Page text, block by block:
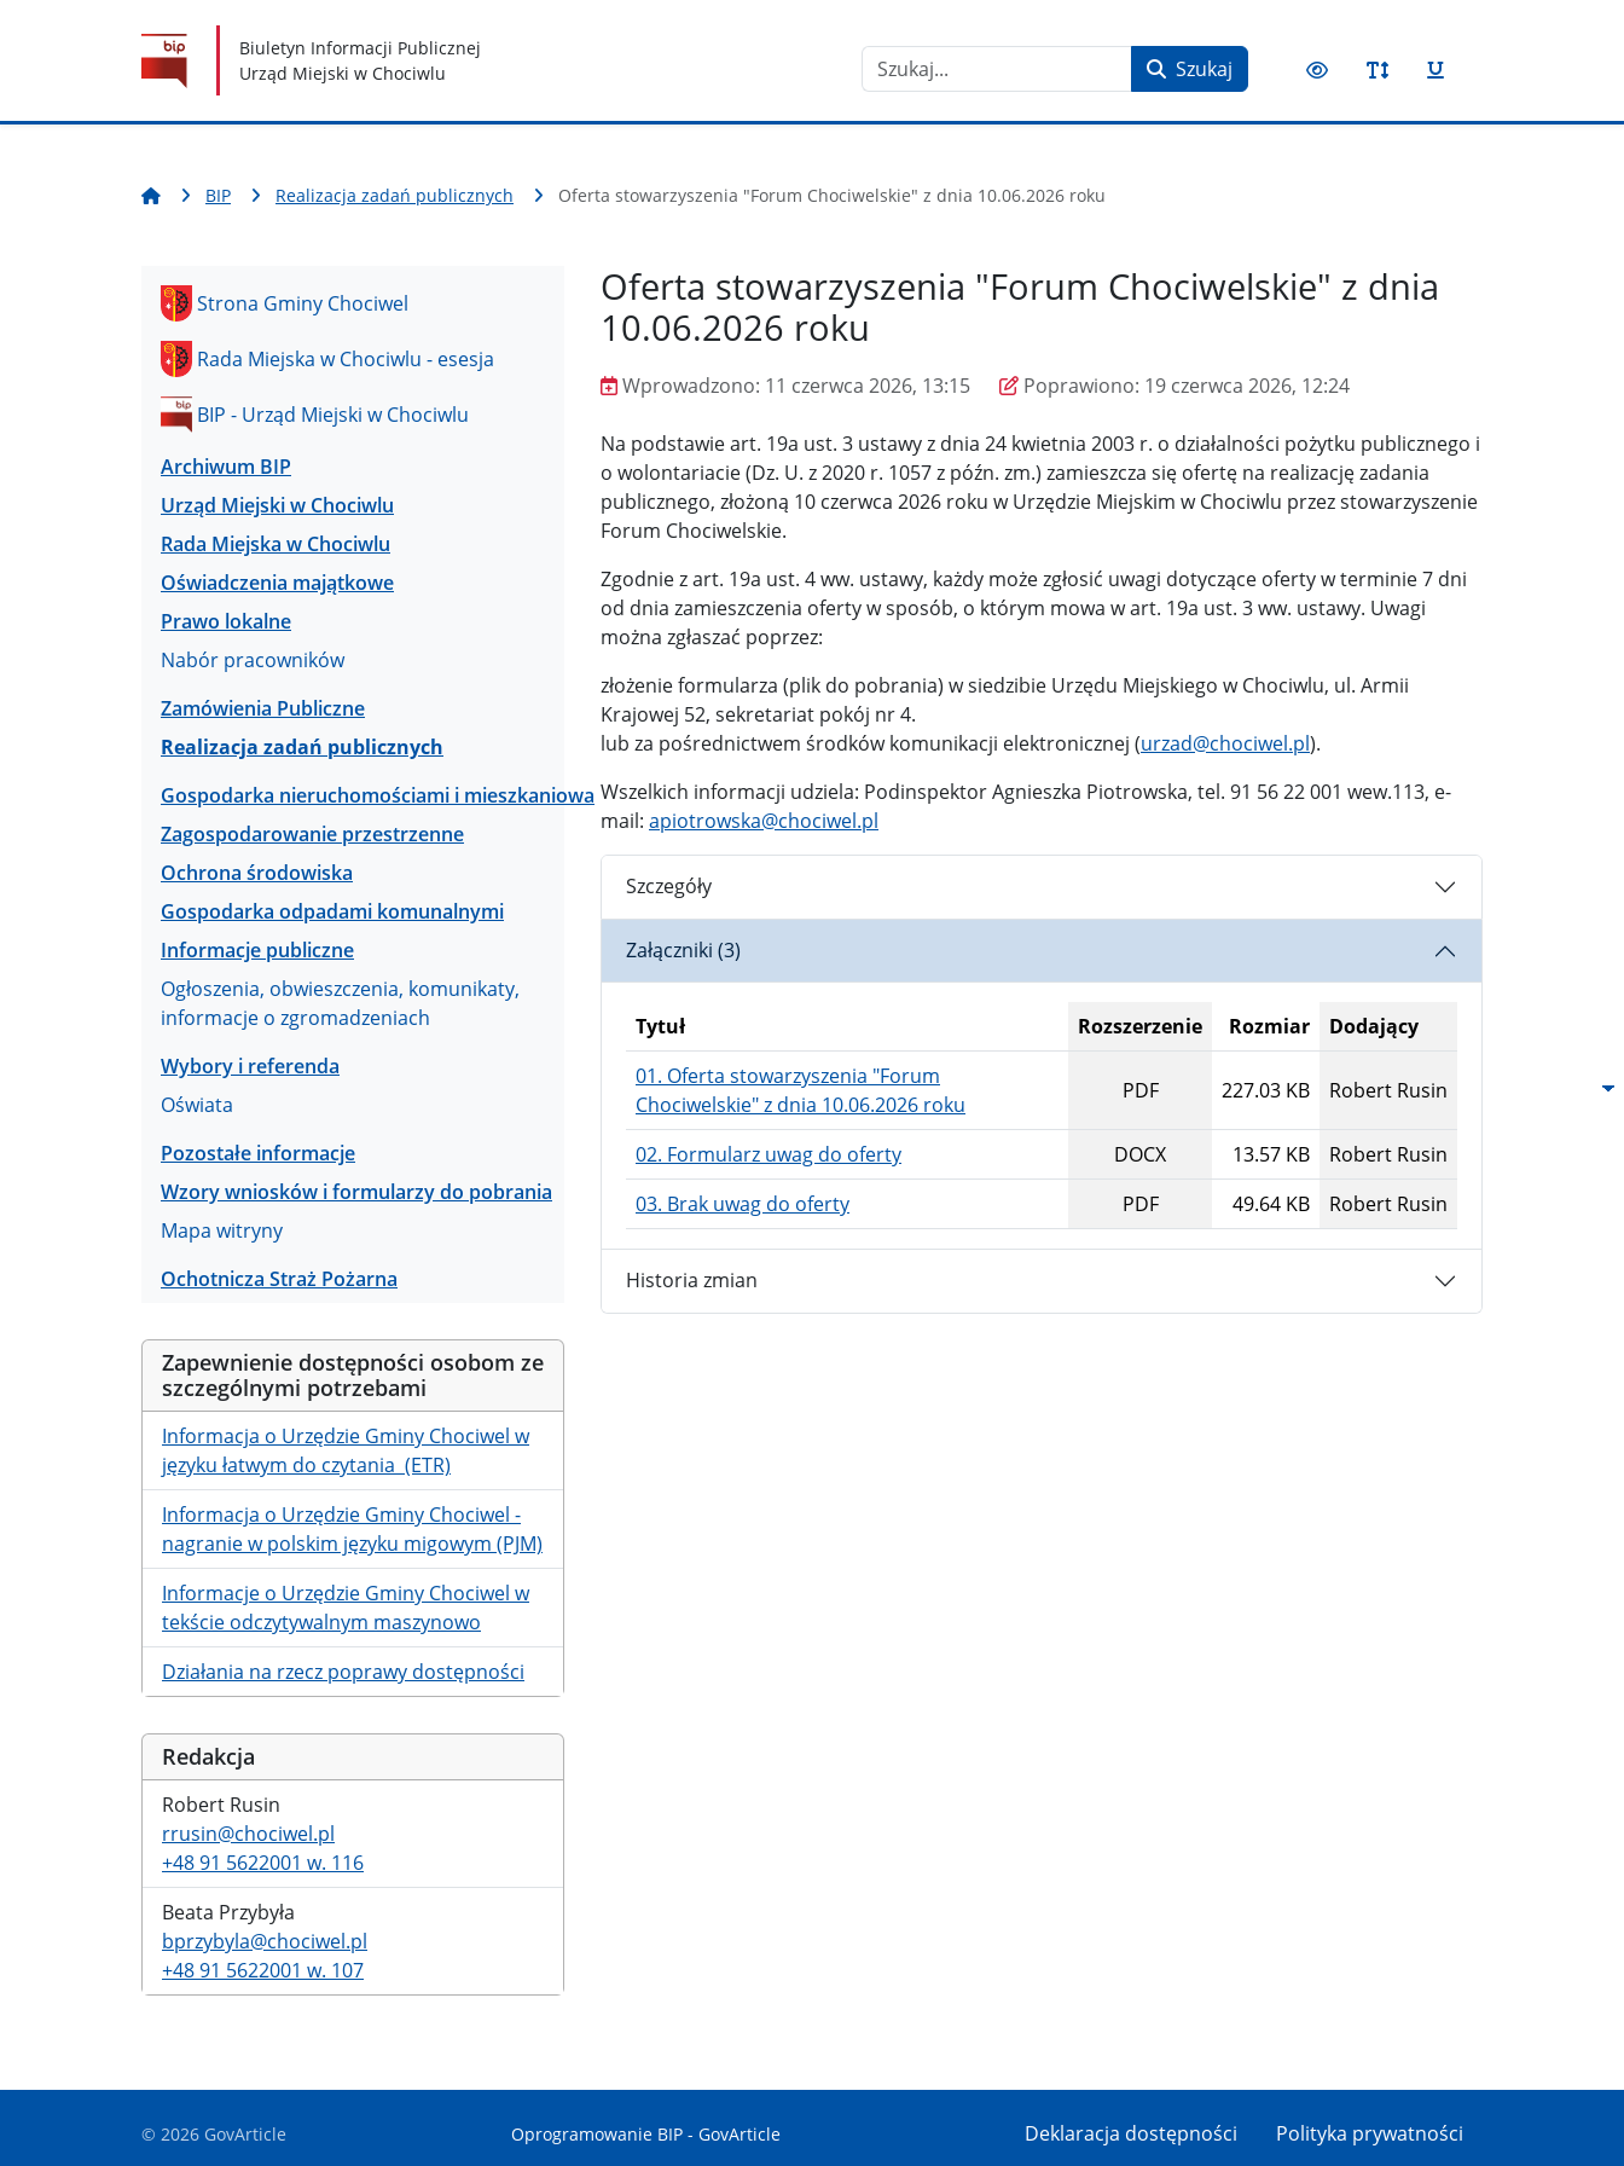
Biuletyn Informacji Publicznej
Urząd Miejski w Chociwlu
Szukaj Szukaj
BIP Realizacja zadań publicznych Oferta stowarzyszenia "Forum Chociwelskie" z dnia 10.06.2026 roku
Strona Gminy Chociwel
Rada Miejska w Chociwlu - esesja
BIP - Urząd Miejski w Chociwlu
Archiwum BIP
Urząd Miejski w Chociwlu
Rada Miejska w Chociwlu
Oświadczenia majątkowe
Prawo lokalne
Nabór pracowników
Zamówienia Publiczne
Realizacja zadań publicznych
Gospodarka nieruchomościami i mieszkaniowa
Zagospodarowanie przestrzenne
Ochrona środowiska
Gospodarka odpadami komunalnymi
Informacje publiczne
Ogłoszenia, obwieszczenia, komunikaty,
informacje o zgromadzeniach
Wybory i referenda
Oświata
Pozostałe informacje
Wzory wniosków i formularzy do pobrania
Mapa witryny
Ochotnicza Straż Pożarna
Zapewnienie dostępności osobom ze
szczególnymi potrzebami
Informacja o Urzędzie Gminy Chociwel w
języku łatwym do czytania (ETR)
Informacja o Urzędzie Gminy Chociwel -
nagranie w polskim języku migowym (PJM)
Informacje o Urzędzie Gminy Chociwel w
tekście odczytywalnym maszynowo
Działania na rzecz poprawy dostępności
Redakcja
Robert Rusin
rrusin@chociwel.pl
+48 91 5622001 w. 116
Beata Przybyła
bprzybyla@chociwel.pl
+48 91 5622001 w. 107
Oferta stowarzyszenia "Forum Chociwelskie" z dnia
10.06.2026 roku
Wprowadzono
Wprowadzono: 11 czerwca 2026, 13:15
Poprawiono
Poprawiono: 19 czerwca 2026, 12:24
Na podstawie art. 19a ust. 3 ustawy z dnia 24 kwietnia 2003 r. o działalności pożytku publicznego i
o wolontariacie (Dz. U. z 2020 r. 1057 z późn. zm.) zamieszcza się ofertę na realizację zadania
publicznego, złożoną 10 czerwca 2026 roku w Urzędzie Miejskim w Chociwlu przez stowarzyszenie
Forum Chociwelskie.
Zgodnie z art. 19a ust. 4 ww. ustawy, każdy może zgłosić uwagi dotyczące oferty w terminie 7 dni
od dnia zamieszczenia oferty w sposób, o którym mowa w art. 19a ust. 3 ww. ustawy. Uwagi
można zgłaszać poprzez:
złożenie formularza (plik do pobrania) w siedzibie Urzędu Miejskiego w Chociwlu, ul. Armii
Krajowej 52, sekretariat pokój nr 4.
lub za pośrednictwem środków komunikacji elektronicznej (urzad@chociwel.pl).
Wszelkich informacji udziela: Podinspektor Agnieszka Piotrowska, tel. 91 56 22 001 wew.113, e-
mail: apiotrowska@chociwel.pl
Szczegóły
Załączniki (3)
Tytuł Rozszerzenie Rozmiar
Dodający
01. Oferta stowarzyszenia "Forum
Chociwelskie" z dnia 10.06.2026 roku
PDF 227.03 KB Robert Rusin
02. Formularz uwag do oferty DOCX 13.57 KB
Robert Rusin
03. Brak uwag do oferty
PDF 49.64 KB Robert Rusin
Historia zmian
© 2026 GovArticle Oprogramowanie BIP - GovArticle Deklaracja dostępności Polityka prywatności